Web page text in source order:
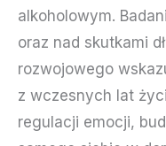
alkoholowym.
oraz nad skutkami
rozwojowego
z wczesnych lat
regulacji emocji,